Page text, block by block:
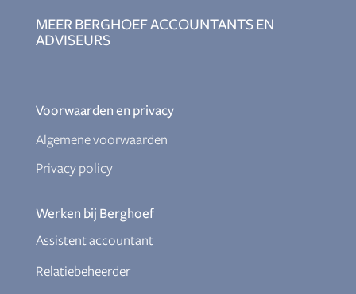
MEER BERGHOEF ACCOUNTANTS EN
ADVISEURS
Voorwaarden en privacy
Algemene voorwaarden
Privacy policy
Werken bij Berghoef
Assistent accountant
Relatiebeheerder